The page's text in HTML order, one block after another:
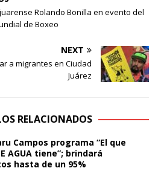
Rolando Bonilla en evento del
de Boxeo
NEXT
a migrantes en Ciudad
Juárez
RELACIONADOS
Campos programa “El que
AGUA tiene”; brindará
hasta de un 95%